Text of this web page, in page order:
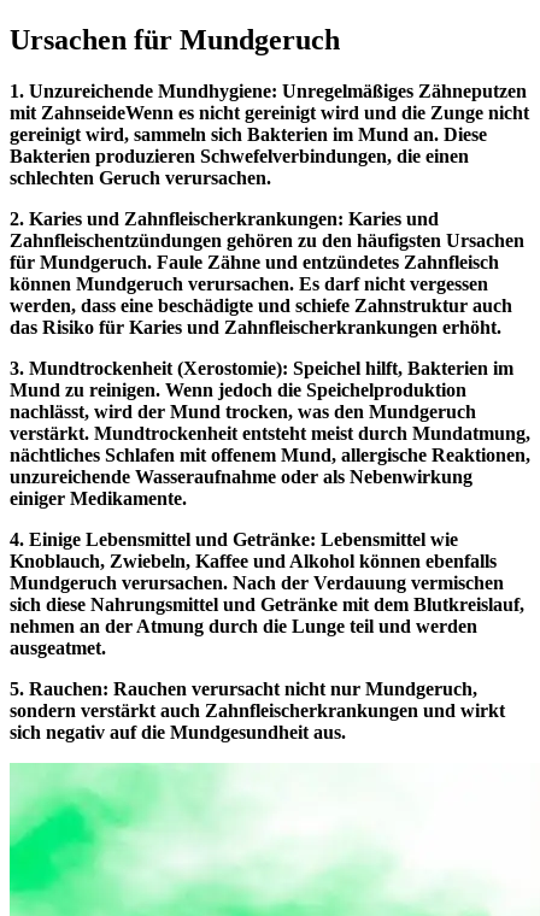
Ursachen für Mundgeruch
1. Unzureichende Mundhygiene: Unregelmäßiges Zähneputzen
mit ZahnseideWenn es nicht gereinigt wird und die Zunge nicht
gereinigt wird, sammeln sich Bakterien im Mund an. Diese
Bakterien produzieren Schwefelverbindungen, die einen
schlechten Geruch verursachen.
2. Karies und Zahnfleischerkrankungen: Karies und
Zahnfleischentzündungen gehören zu den häufigsten Ursachen
für Mundgeruch. Faule Zähne und entzündetes Zahnfleisch
können Mundgeruch verursachen. Es darf nicht vergessen
werden, dass eine beschädigte und schiefe Zahnstruktur auch
das Risiko für Karies und Zahnfleischerkrankungen erhöht.
3. Mundtrockenheit (Xerostomie): Speichel hilft, Bakterien im
Mund zu reinigen. Wenn jedoch die Speichelproduktion
nachlässt, wird der Mund trocken, was den Mundgeruch
verstärkt. Mundtrockenheit entsteht meist durch Mundatmung,
nächtliches Schlafen mit offenem Mund, allergische Reaktionen,
unzureichende Wasseraufnahme oder als Nebenwirkung
einiger Medikamente.
4. Einige Lebensmittel und Getränke: Lebensmittel wie
Knoblauch, Zwiebeln, Kaffee und Alkohol können ebenfalls
Mundgeruch verursachen. Nach der Verdauung vermischen
sich diese Nahrungsmittel und Getränke mit dem Blutkreislauf,
nehmen an der Atmung durch die Lunge teil und werden
ausgeatmet.
5. Rauchen: Rauchen verursacht nicht nur Mundgeruch,
sondern verstärkt auch Zahnfleischerkrankungen und wirkt
sich negativ auf die Mundgesundheit aus.